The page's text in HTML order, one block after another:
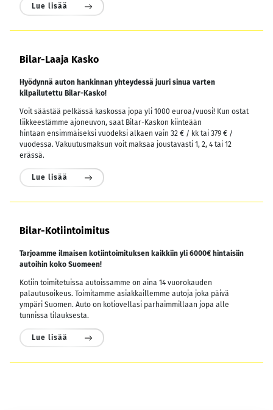
Lue lisää
Bilar-Laaja Kasko
Hyödynnä auton hankinnan yhteydessä juuri sinua varten
kilpailutettu Bilar-Kasko!
Voit säästää pelkässä kaskossa jopa yli 1000 euroa/vuosi! Kun ostat
liikkeestämme ajoneuvon, saat Bilar-Kaskon kiinteään
hintaan ensimmäiseksi vuodeksi alkaen vain 32 € / kk tai 379 € /
vuodessa. Vakuutusmaksun voit maksaa joustavasti 1, 2, 4 tai 12
erässä.
Lue lisää
Bilar-Kotiintoimitus
Tarjoamme ilmaisen kotiintoimituksen kaikkiin yli 6000€ hintaisiin
autoihin koko Suomeen!
Kotiin toimitetuissa autoissamme on aina 14 vuorokauden
palautusoikeus. Toimitamme asiakkaillemme autoja joka päivä
ympäri Suomen. Auto on kotiovellasi parhaimmillaan jopa alle
tunnissa tilauksesta.
Lue lisää